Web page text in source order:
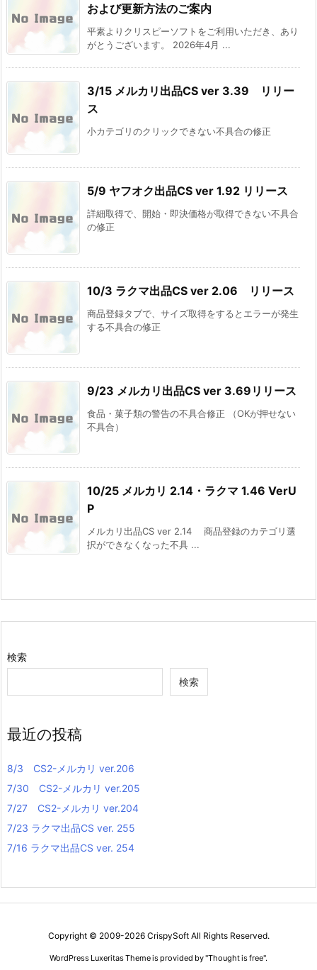
および更新方法のご案内
平素よりクリスピーソフトをご利用いただき、あり
がとうございます。 2026年4月 ...
3/15 メルカリ出品CS ver 3.39 リリー
ス
小カテゴリのクリックできない不具合の修正
5/9 ヤフオク出品CS ver 1.92 リリース
詳細取得で、開始・即決価格が取得できない不具合
の修正
10/3 ラクマ出品CS ver 2.06 リリース
商品登録タブで、サイズ取得をするとエラーが発生
する不具合の修正
9/23 メルカリ出品CS ver 3.69リリース
食品・菓子類の警告の不具合修正 （OKが押せない
不具合）
10/25 メルカリ 2.14・ラクマ 1.46 VerU
P
メルカリ出品CS ver 2.14 商品登録のカテゴリ選
択ができなくなった不具 ...
検索
検索
最近の投稿
8/3 CS2-メルカリ ver.206
7/30 CS2-メルカリ ver.205
7/27 CS2-メルカリ ver.204
7/23 ラクマ出品CS ver. 255
7/16 ラクマ出品CS ver. 254
Copyright © 2009-2026 CrispySoftAll Rights Reserved.
WordPress Luxeritas Theme is provided by "Thought is free".